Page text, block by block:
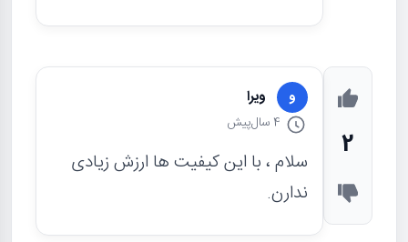
2
و ویرا
4 سال پیش
سلام ، با این کیفیت ها ارزش زیادی
ندارن.